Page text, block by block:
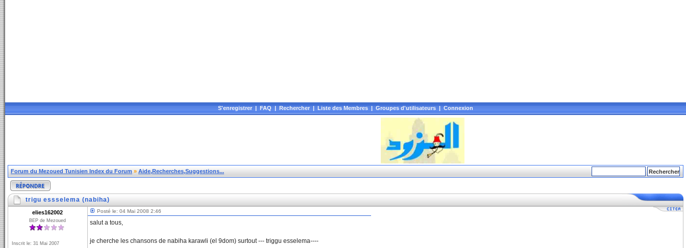
S'enregistrer|FAQ|Rechercher|Liste des Membres|Groupes d'utilisateurs|Connexion
Forum du Mezoued Tunisien Index du Forum » Aide,Recherches,Suggestions...
trigu essselema (nabiha)
elies162002
BEP de Mezoued
Inscrit le: 31 Mai 2007
Posté le: 04 Mai 2008 2:46
salut a tous,
je cherche les chansons de nabiha karawli (el 9dom) surtout --- triggu esselema----